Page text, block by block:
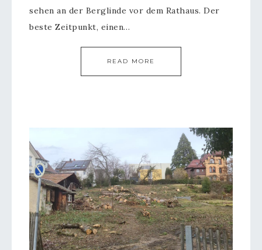
sehen an der Berglinde vor dem Rathaus. Der
beste Zeitpunkt, einen…
READ MORE